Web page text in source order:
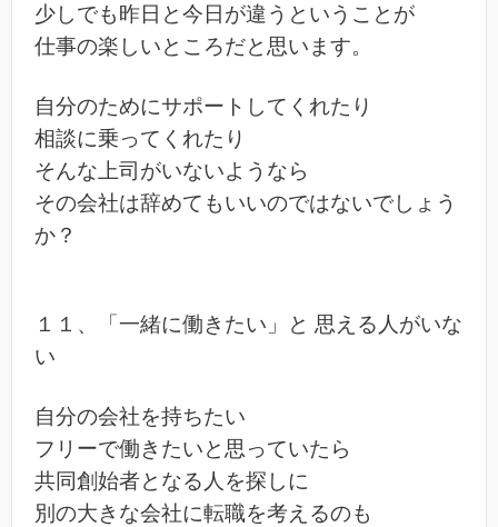
少しでも昨日と今日が違うということが
仕事の楽しいところだと思います。
自分のためにサポートしてくれたり
相談に乗ってくれたり
そんな上司がいないようなら
その会社は辞めてもいいのではないでしょう
か？
１１、「一緒に働きたい」と 思える人がいな
い
自分の会社を持ちたい
フリーで働きたいと思っていたら
共同創始者となる人を探しに
別の大きな会社に転職を考えるのも